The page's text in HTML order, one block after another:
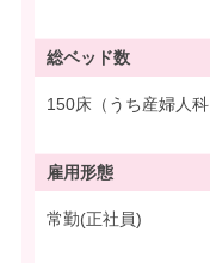
総ベッド数
150床（うち産婦人
雇用形態
常勤(正社員)